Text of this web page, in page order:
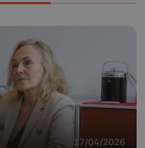
17/04/2026